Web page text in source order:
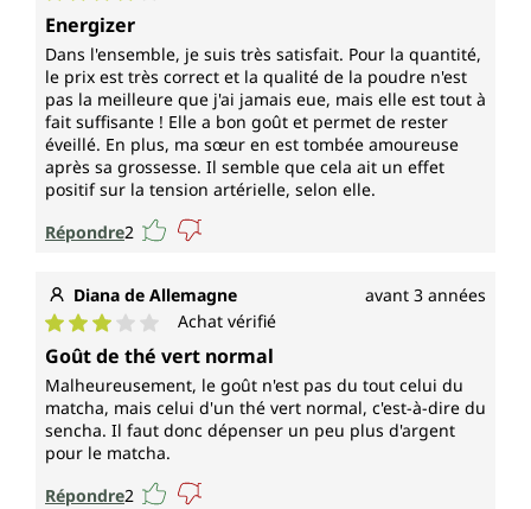
Note moyenne de 4 sur 5 étoiles
Energizer
Dans l'ensemble, je suis très satisfait. Pour la quantité,
le prix est très correct et la qualité de la poudre n'est
pas la meilleure que j'ai jamais eue, mais elle est tout à
fait suffisante ! Elle a bon goût et permet de rester
éveillé. En plus, ma sœur en est tombée amoureuse
après sa grossesse. Il semble que cela ait un effet
positif sur la tension artérielle, selon elle.
Répondre2
Diana de Allemagne avant 3 années
Note moyenne de 3 sur 5 étoiles
Achat vérifié
Goût de thé vert normal
Malheureusement, le goût n'est pas du tout celui du
matcha, mais celui d'un thé vert normal, c'est-à-dire du
sencha. Il faut donc dépenser un peu plus d'argent
pour le matcha.
Répondre2